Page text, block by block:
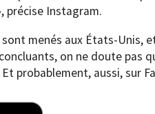
précise Instagram.
menés aux États-Unis,
on ne doute pas
probablement, aussi, sur